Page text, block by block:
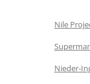
Nile
Nieder-